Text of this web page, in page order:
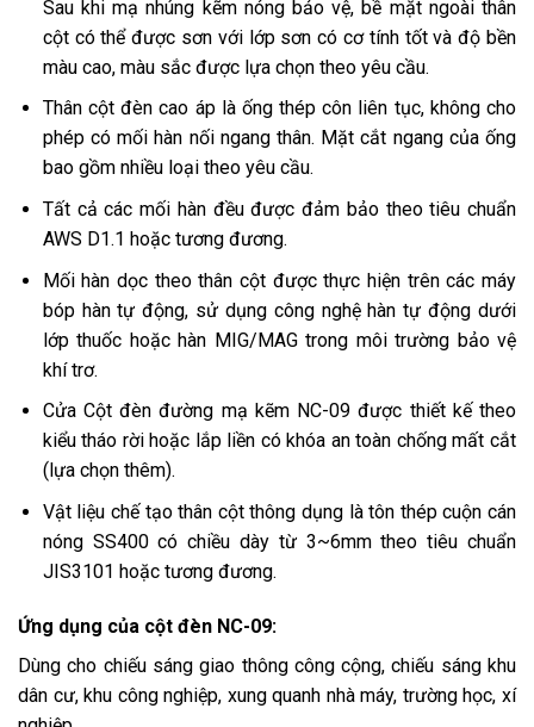
Sau khi mạ nhúng kẽm nóng bảo vệ, bề mặt ngoài thân
cột có thể được sơn với lớp sơn có cơ tính tốt và độ bền
màu cao, màu sắc được lựa chọn theo yêu cầu.
Thân cột đèn cao áp là ống thép côn liên tục, không cho
phép có mối hàn nối ngang thân. Mặt cắt ngang của ống
bao gồm nhiều loại theo yêu cầu.
Tất cả các mối hàn đều được đảm bảo theo tiêu chuẩn
AWS D1.1 hoặc tương đương.
Mối hàn dọc theo thân cột được thực hiện trên các máy
bóp hàn tự động, sử dụng công nghệ hàn tự động dưới
lớp thuốc hoặc hàn MIG/MAG trong môi trường bảo vệ
khí trơ.
Cửa Cột đèn đường mạ kẽm NC-09 được thiết kế theo
kiểu tháo rời hoặc lắp liền có khóa an toàn chống mất cắt
(lựa chọn thêm).
Vật liệu chế tạo thân cột thông dụng là tôn thép cuộn cán
nóng SS400 có chiều dày từ 3~6mm theo tiêu chuẩn
JIS3101 hoặc tương đương.
Ứng dụng của cột đèn NC-09:
Dùng cho chiếu sáng giao thông công cộng, chiếu sáng khu
dân cư, khu công nghiệp, xung quanh nhà máy, trường học, xí